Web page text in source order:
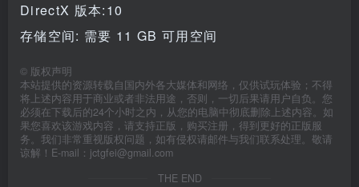
DirectX 版本:10
存储空间: 需要 11 GB 可用空间
© 版权声明
本站提供的资源转载自国内外各大媒体和网络，仅供试玩体验；不得
将上述内容用于商业或者非法用途，否则，一切后果请用户自负。您
必须在下载后的24个小时之内，从您的电脑中彻底删除上述内容。如
果您喜欢该游戏内容，请支持正版，购买注册，得到更好的正版服
务。我们非常重视版权问题，如有侵权请邮件与我们联系处理。敬请
谅解！E-mail：jctgfei@gmail.com
THE END